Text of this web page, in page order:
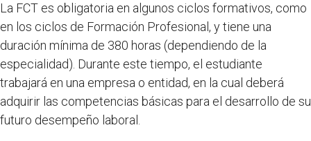
La FCT es obligatoria en algunos ciclos formativos, como
en los ciclos de Formación Profesional, y tiene una
duración mínima de 380 horas (dependiendo de la
especialidad). Durante este tiempo, el estudiante
trabajará en una empresa o entidad, en la cual deberá
adquirir las competencias básicas para el desarrollo de su
futuro desempeño laboral.